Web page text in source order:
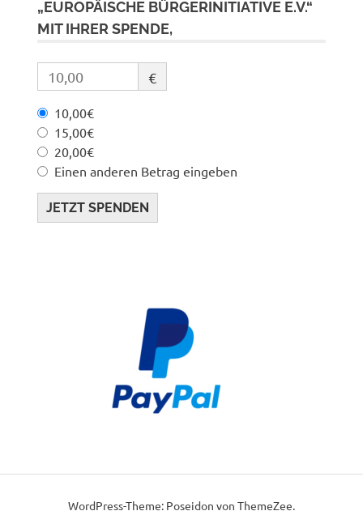
„EUROPÄISCHE BÜRGERINITIATIVE E.V.“
MIT IHRER SPENDE,
€
10,00€
15,00€
20,00€
Einen anderen Betrag eingeben
JETZT SPENDEN
WordPress-Theme: Poseidon von ThemeZee.